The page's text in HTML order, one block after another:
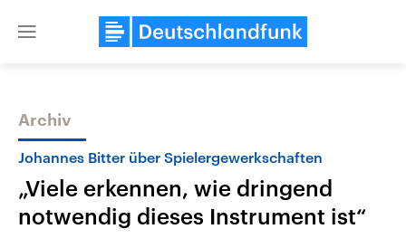
Close
Themen
Archiv
Johannes Bitter über Spielergewerkschaften
„Viele erkennen, wie dringend
notwendig dieses Instrument ist“